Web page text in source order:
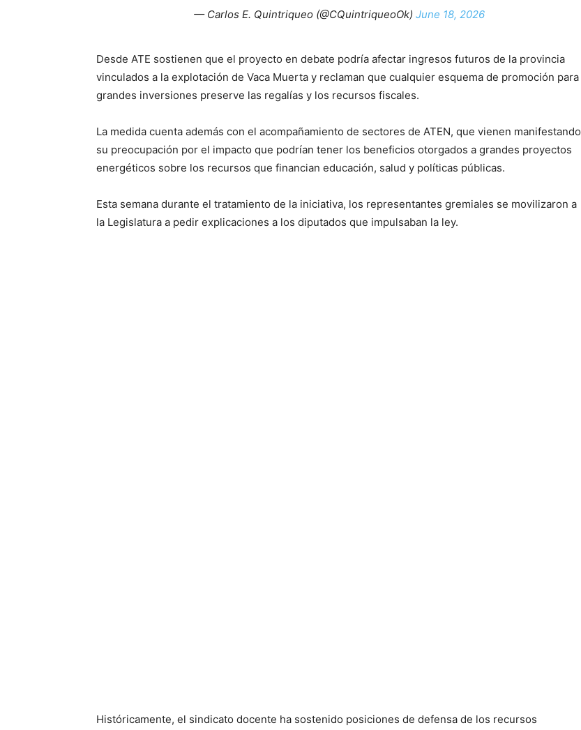
— Carlos E. Quintriqueo (@CQuintriqueoOk) June 18, 2026
Desde ATE sostienen que el proyecto en debate podría afectar ingresos futuros de la provincia
vinculados a la explotación de Vaca Muerta y reclaman que cualquier esquema de promoción para
grandes inversiones preserve las regalías y los recursos fiscales.
La medida cuenta además con el acompañamiento de sectores de ATEN, que vienen manifestando
su preocupación por el impacto que podrían tener los beneficios otorgados a grandes proyectos
energéticos sobre los recursos que financian educación, salud y políticas públicas.
Esta semana durante el tratamiento de la iniciativa, los representantes gremiales se movilizaron a
la Legislatura a pedir explicaciones a los diputados que impulsaban la ley.
Históricamente, el sindicato docente ha sostenido posiciones de defensa de los recursos